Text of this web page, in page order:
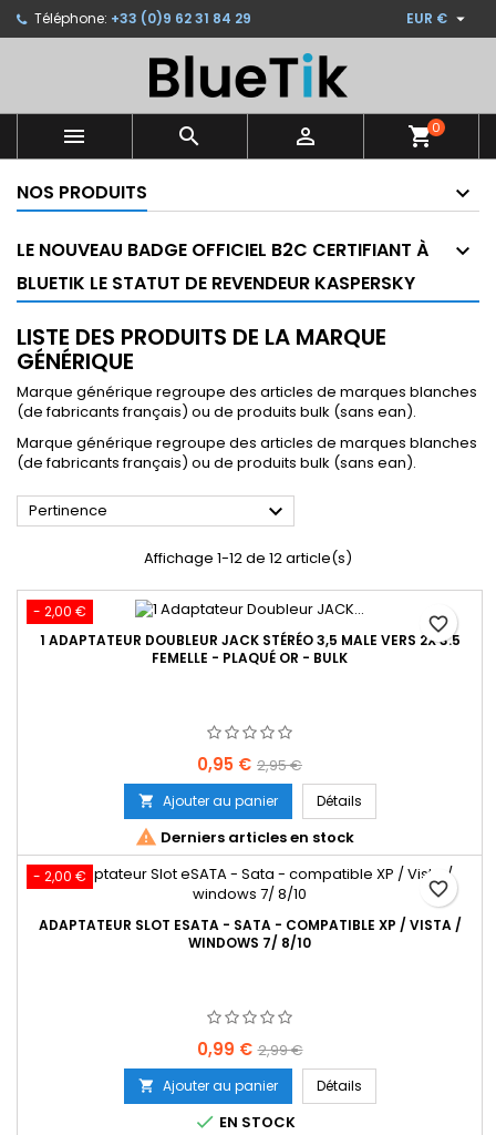
Téléphone: +33 (0)9 62 31 84 29 EUR € 
   shopping_cart0
NOS PRODUITS
LE NOUVEAU BADGE OFFICIEL B2C CERTIFIANT À
BLUETIK LE STATUT DE REVENDEUR KASPERSKY
LISTE DES PRODUITS DE LA MARQUE
GÉNÉRIQUE
Marque générique regroupe des articles de marques blanches
(de fabricants français) ou de produits bulk (sans ean).
Marque générique regroupe des articles de marques blanches
(de fabricants français) ou de produits bulk (sans ean).
Pertinence 
Affichage 1-12 de 12 article(s)
- 2,00 €
1 ADAPTATEUR DOUBLEUR JACK STÉRÉO 3,5 MALE VERS 2X 3.5
FEMELLE - PLAQUÉ OR - BULK
Prix
0,95 € Prix
de
base
2,95 €
 Ajouter au panier Détails
 Derniers articles en stock
favorite_border
- 2,00 €
ADAPTATEUR SLOT ESATA - SATA - COMPATIBLE XP / VISTA /
WINDOWS 7/ 8/10
Prix
0,99 € Prix
de
base
2,99 €
 Ajouter au panier Détails
 EN STOCK
favorite_border
Ajouter à ma liste d'envies ×
Créer une nouvelle liste
((modalTitle)) ×
((confirmMessage))
Créer une liste d'envies ×
Nom de la liste d'envies
Annuler Créer une liste d'envies
Connexion ×
Vous devez être connecté pour ajouter des produits
à votre liste d'envies.